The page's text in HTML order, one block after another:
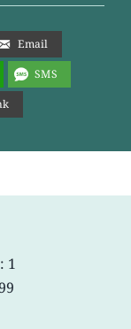
Email
SMS
1